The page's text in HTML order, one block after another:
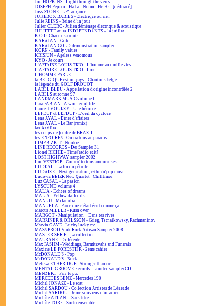
Jon HOPKINS - Light through the veins
JOSEPH Pepino - Ha ha ! No no ! He He ! [dédicacé]
Joss STONE - LP1 advance
JUKEBOX BABIES - Électrique ou rien
Julie REINS - Reine d'un jour
Julien CLERC - Julien déménage électrique & acoustique
JULIETTE et les INDÉPENDANTS - 14 juillet
K.O.D. Chacun sa route
KARAJAN - Gold
KARAJAN GOLD demonstration sampler
KORN - Family values
KRISIUN - Ageless venomous
KYO - Je cours
L'AFFAIRE LOUIS TRIO - L'homme aux mille vies
L'AFFAIRE LOUIS TRIO - Loin
L'HOMME PARLE
la BELGIQUE est un pays - Chantons belge
la légende du GOLF DROUOT
LABEL BLEU - Appellation d'origine incontrôlée 2
LABELS automne 97
LANDMARK MUSIC volume 1
Lara FABIAN - A wonderful life
Laurent VOULZY - Une héroïne
LEFDUP & LEFDUP - L'oeil du cyclone
Lena AYAL - Dîner d'affaires
Lena AYAL - Le Bar (remix)
les Antilles
les coups de foudre de BRAZIL
les ENFOIRÉS - On ira tous au paradis
LIMP BIZKIT - Nookie
LINE RECORDS - Der Sampler 31
Lionel RICHIE - Time [radio edit]
LOST HIGHWAY sampler 2002
Luc VERTIGE - Contradictions amoureuses
LUDÉAL - La fin du pétrole
LUDAIZE - Next generation, rythm'n'pop music
Ludovic BEIER New Quartet - Chilltimes
Luz CASAL - La pasion
LYSOUND volume 4
MALIA - Echoes of dreams
MALIA - Yellow daffodils
MANGU - Mi familia
MANUELA - Parce que c'était écrit comme ça
Marcus MILLER - Rush over
MARGOT - Manipulation + Dans tes rêves
MARRINER & OHLSSON - Grieg, Tschaikowsky, Rachmaninov
Marvin GAYE - Lucky lucky me
MASS PROD Punk Rock Artisan Sampler 2008
MASTER SERIE - La collection
MAURANE - Différente
Max PASHM - Weddings, Barmitzvahs and Funerals
Maxime LE FORESTIER - 2ème cahier
McDONALD'S - Pop
McDONALD'S - Rock
Melissa ETHERIDGE - Stronger than me
MENTAL GROOVE Records - Limited sampler CD
MENZEKI - Fais le pas
MERCEDES BENZ - Mercedes 190
Michel JONASZ - Le scat
Michel SARDOU - Collection Artistes de Légende
Michel SARDOU - Je me souviens d'un adieu
Michèle ATLANI - Sans titre
Michèle TORR - Sortir ensemble